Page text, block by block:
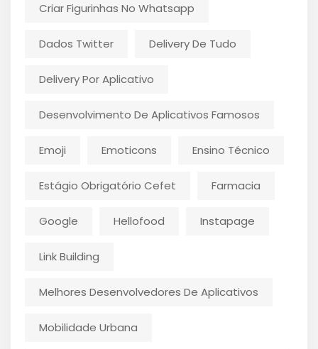
Criar Figurinhas No Whatsapp
Dados Twitter Delivery De Tudo
Delivery Por Aplicativo
Desenvolvimento De Aplicativos Famosos
Emoji Emoticons Ensino Técnico
Estágio Obrigatório Cefet Farmacia
Google Hellofood Instapage
Link Building
Melhores Desenvolvedores De Aplicativos
Mobilidade Urbana